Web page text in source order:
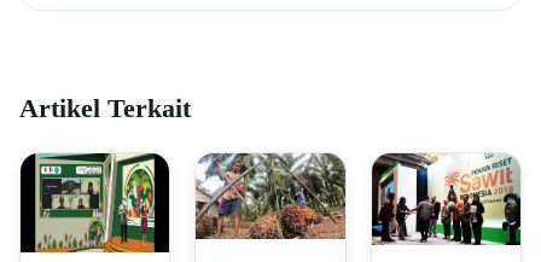
Artikel Terkait